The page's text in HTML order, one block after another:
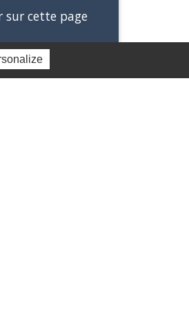
sur cette page